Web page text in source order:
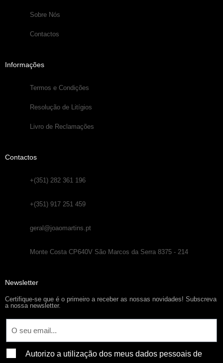
Sobre Nós
Contactos
Informações
Termos e Condições
Resolução de Litígios
Livro de Reclamações
Contactos
+(351) 282 361 196
+(351) 917 251 459
geral@joaomartins.pt
Monte Costa CP640V São Marcos da Serra 8375 - 214
Newsletter
Certifique-se que é o primeiro a receber as nossas novidades! Subscreva
a nossa newsletter.
Autorizo a utilização dos meus dados pessoais de